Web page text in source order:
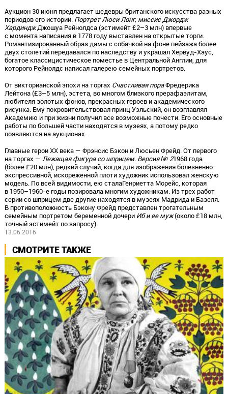
Аукцион 30 июня предлагает шедевры британского искусства разных
периодов его истории.Портрет Люси Лонг, миссис Джордж
ХардинджДжошуа Рейнолдса (эстимейт £2–3 млн) впервые
с момента написания в 1778 году выставлен на открытые торги.
Романтизированный образ дамы с собачкой на фоне пейзажа более
двух столетий передавался по наследству и украшал Хервуд-Хаус,
богатое классицистическое поместье в Центральной Англии, для
которого Рейнолдс написал галерею семейных портретов.
От викторианской эпохи на торгах Счастливая пораФредерика
Лейтона (£3–5 млн), эстета, во многом близкого прерафаэлитам,
любителя золотых фонов, прекрасных героев и академического
рисунка. Ему покровительствовал принц Уэльский, он возглавлял
Академию и при жизни получил все возможные почести. Его основные
работы по большей части находятся в музеях, а потому редко
появляются на аукционах.
Главные герои ХХ века — Фрэнсис Бэкон и Люсьен Фрейд. От первого
на торгах — Лежащая фигура со шприцем. Версия № 21968 года
(более £20 млн), редкий случай, когда для изображения болезненно
экспрессивной, искореженной плоти художник использовал женскую
модель. По всей видимости, ею сталаГенриетта Морейс, которая
в 1950–1960-е годы позировала многим художникам. Из трех работ
серии со шприцем две другие находятся в музеях Мадрида и Базеля.
В противоположность Бэкону Фрейд представлен трогательным
семейным портретом беременной дочериИб и ее муж(около £18 млн,
точный эстимейт по запросу).
13.06.2016
СМОТРИТЕ ТАКЖЕ